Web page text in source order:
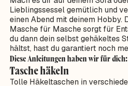
Lieblingssessel gemütlich und
einen Abend mit deinem Hobby.
Masche für Masche sorgt für
du dann dein selbst gehäkeltes
hältst, hast du garantiert noch
Diese Anleitungen haben wir für dich:
Tasche häkeln
Tolle Häkeltaschen in